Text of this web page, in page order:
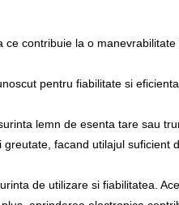
contribuie la o
pentru fiabilitate si
lemn de esenta tare sau
facand utilajul suficient
de utilizare si fiabilitatea.